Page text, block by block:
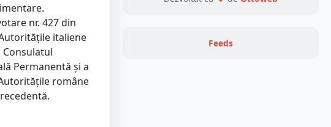
nr. 427 din
italiene
Permanentă și a
române
Feeds